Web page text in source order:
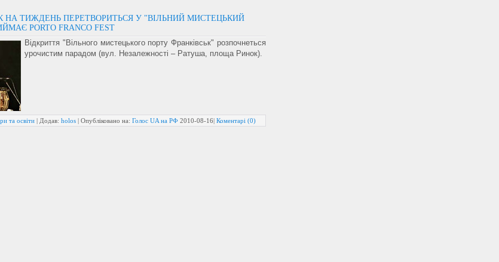
НА ТИЖДЕНЬ ПЕРЕТВОРИТЬСЯ У "ВІЛЬНИЙ МИСТЕЦЬКИЙ
PORTO FRANCO FEST
Відкриття "Вільного мистецького порту Франківськ" розпочнеться
урочистим парадом (вул. Незалежності – Ратуша, площа Ринок).
та освіти | Додав: holos | Опубліковано на: Голос UA на РФ 2010-08-16| Коментарі (0)